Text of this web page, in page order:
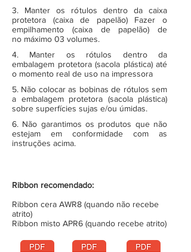
3. Manter os rótulos dentro da caixa
protetora (caixa de papelão) Fazer o
empilhamento (caixa de papelão) de
no máximo 03 volumes.
4. Manter os rótulos dentro da
embalagem protetora (sacola plástica) até
o momento real de uso na impressora
5. Não colocar as bobinas de rótulos sem
a embalagem protetora (sacola plástica)
sobre superfícies sujas e/ou úmidas.
6. Não garantimos os produtos que não
estejam em conformidade com as
instruções acima.
Ribbon recomendado:
Ribbon cera AWR8 (quando não recebe
atrito)
Ribbon misto APR6 (quando recebe atrito)